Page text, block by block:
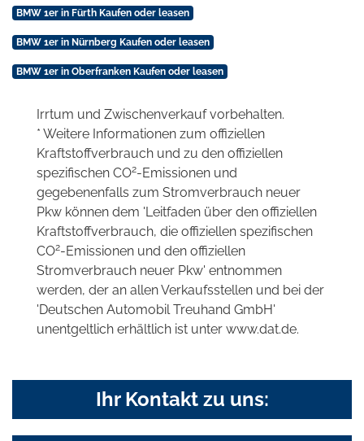
BMW 1er in Fürth Kaufen oder leasen
BMW 1er in Nürnberg Kaufen oder leasen
BMW 1er in Oberfranken Kaufen oder leasen
Irrtum und Zwischenverkauf vorbehalten.
* Weitere Informationen zum offiziellen
Kraftstoffverbrauch und zu den offiziellen
spezifischen CO2-Emissionen und
gegebenenfalls zum Stromverbrauch neuer
Pkw können dem 'Leitfaden über den offiziellen
Kraftstoffverbrauch, die offiziellen spezifischen
CO2-Emissionen und den offiziellen
Stromverbrauch neuer Pkw' entnommen
werden, der an allen Verkaufsstellen und bei der
'Deutschen Automobil Treuhand GmbH'
unentgeltlich erhältlich ist unter www.dat.de.
Ihr Kontakt zu uns: